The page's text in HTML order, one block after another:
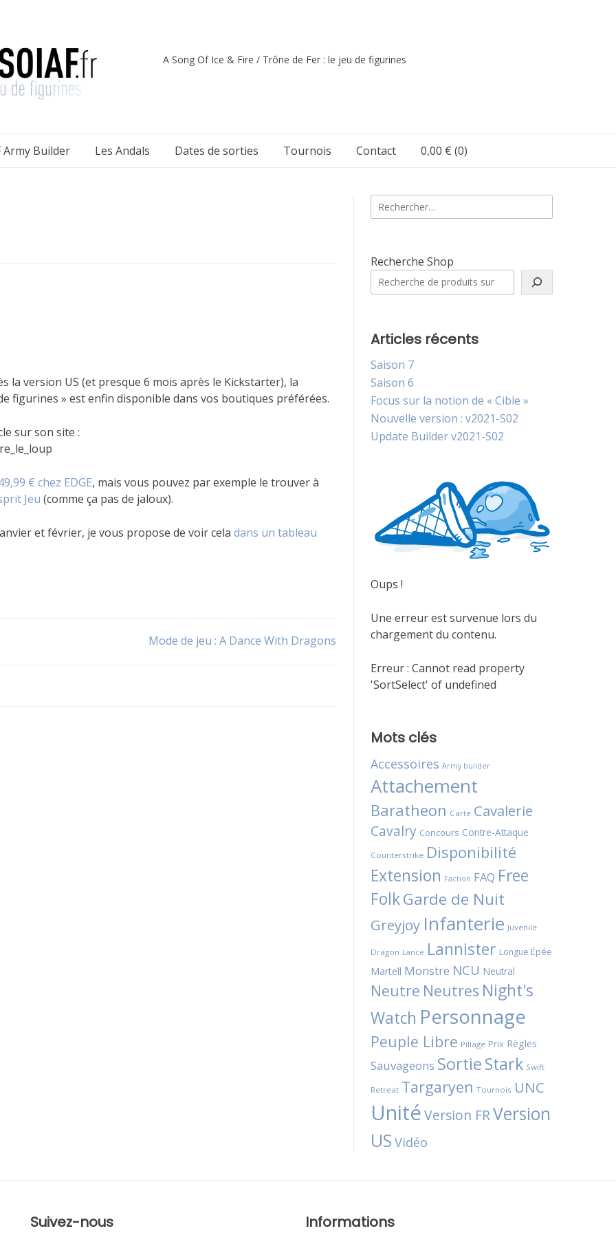
A Song Of Ice & Fire / Trône de Fer : le jeu de figurines
Army Builder Les Andals Dates de sorties Tournois Contact 0,00 € (0)
la version US (et presque 6 mois après le Kickstarter), la
figurines » est enfin disponible dans vos boutiques préférées.
sur son site :
€ chez EDGE, mais vous pouvez par exemple le trouver à
Jeu (comme ça pas de jaloux).
et février, je vous propose de voir cela dans un tableau
Mode de jeu : A Dance With Dragons
Rechercher :
Recherche Shop
Articles récents
Saison 7
Saison 6
Focus sur la notion de « Cible »
Nouvelle version : v2021-S02
Update Builder v2021-S02
Oups !
Une erreur est survenue lors du
chargement du contenu.
Erreur : Cannot read property
'SortSelect' of undefined
Mots clés
Accessoires Army builder
Attachement
Baratheon Carte Cavalerie
Cavalry Concours Contre-Attaque
Counterstrike Disponibilité
Extension Faction FAQ Free
FolkGarde de Nuit
Greyjoy Infanterie Juvenile
Dragon Lance Lannister Longue Épée
Martell Monstre NCU Neutral
Neutre Neutres Night's
Watch Personnage
Peuple Libre Pillage Prix Règles
Sauvageons SortieStark Swift
Retreat Targaryen Tournois UNC
UnitéVersion FRVersion
US Vidéo
Suivez-nous Informations